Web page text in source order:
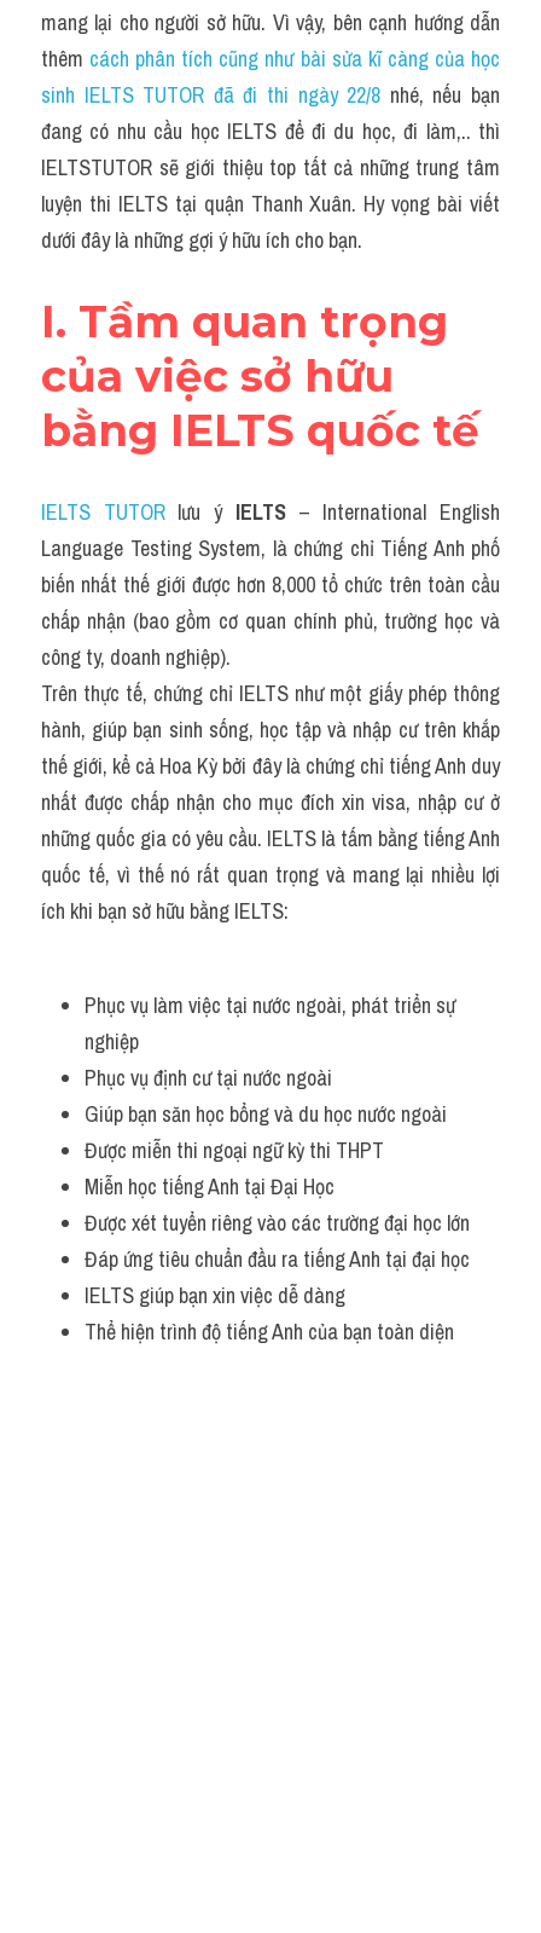
Idiom
Grammar
Collocation
Word form
Cách dùng từ
Đề thi thật Task 2
Speaking
Writing
Reading
Vocabulary
mang lại cho người sở hữu. Vì vậy, bên cạnh hướng dẫn
thêm cách phân tích cũng như bài sửa kĩ càng của học
sinh IELTS TUTOR đã đi thi ngày 22/8 nhé, nếu bạn
đang có nhu cầu học IELTS để đi du học, đi làm,.. thì
IELTSTUTOR sẽ giới thiệu top tất cả những trung tâm
luyện thi IELTS tại quận Thanh Xuân. Hy vọng bài viết
dưới đây là những gợi ý hữu ích cho bạn.
I. Tầm quan trọng
của việc sở hữu
bằng IELTS quốc tế
IELTS TUTOR lưu ý IELTS – International English
Language Testing System, là chứng chỉ Tiếng Anh phố
biến nhất thế giới được hơn 8,000 tổ chức trên toàn cầu
chấp nhận (bao gồm cơ quan chính phủ, trường học và
công ty, doanh nghiệp).
Trên thực tế, chứng chỉ IELTS như một giấy phép thông
hành, giúp bạn sinh sống, học tập và nhập cư trên khắp
thế giới, kể cả Hoa Kỳ bởi đây là chứng chỉ tiếng Anh duy
nhất được chấp nhận cho mục đích xin visa, nhập cư ở
những quốc gia có yêu cầu. IELTS là tấm bằng tiếng Anh
quốc tế, vì thế nó rất quan trọng và mang lại nhiều lợi
ích khi bạn sở hữu bằng IELTS:
Phục vụ làm việc tại nước ngoài, phát triển sự
nghiệp
Phục vụ định cư tại nước ngoài
Giúp bạn săn học bổng và du học nước ngoài
Được miễn thi ngoại ngữ kỳ thi THPT
Miễn học tiếng Anh tại Đại Học
Được xét tuyển riêng vào các trường đại học lớn
Đáp ứng tiêu chuẩn đầu ra tiếng Anh tại đại học
IELTS giúp bạn xin việc dễ dàng
Thể hiện trình độ tiếng Anh của bạn toàn diện